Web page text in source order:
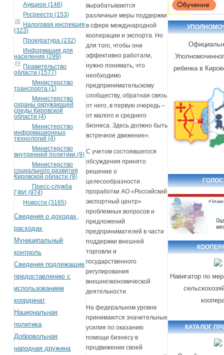
Аукцион (146)
Росреестр (153)
Налоговая инспекция
(323)
Прокуратура (232)
Информация для
населения (299)
Правительство
области (1577)
Министерство
транспорта (1)
Министерство
охраны окружающей
среды Кировской
области (4)
Министерство
информационных
технологий (4)
Министерство
внутренней политики (9)
Министерство
социального развития
Кировской области (9)
Пресс-служба
ГФИ (974)
Новости (3165)
Сведения о доходах,
расходах
Муниципальный
контроль
Сведения подлежащие
предоставлению с
использованием
координат
Национальная
политика
Добровольная
народная дружина
вырабатываются
различные меры поддержки
в сфере международной
кооперации и экспорта. Но
для того, чтобы они
эффективно работали,
нужно понимать, что
необходимо
предпринимательскому
сообществу, обратная связь
от него, в первую очередь –
от малого и среднего
бизнеса. Здесь должно быть
встречное движение».
С учетом состоявшегося
обсуждения принято
решение о
целесообразности
проработки АО «Российский
экспортный центр»
проблемных вопросов и
предложений
предпринимателей в части
поддержки внешней
торговли и
государственного
регулирования
внешнеэкономической
деятельности.
На федеральном уровне
принимаются значительные
усилия по оказанию
помощи бизнесу в
продвижении своей
ребенка в
Навигатор по
КАТАЛОГ